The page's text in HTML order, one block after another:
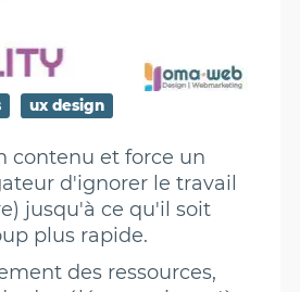
ux design
contenu et force un
d'ignorer le travail
jusqu'à ce qu'il soit
plus rapide.
des ressources,